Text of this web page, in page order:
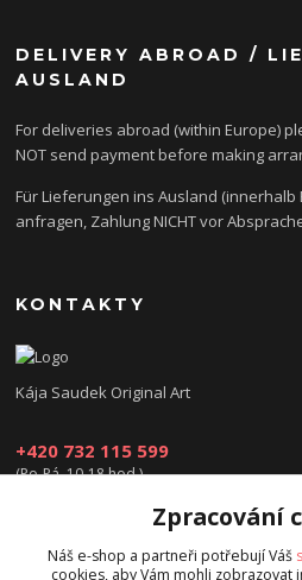
DELIVERY ABROAD /
AUSLAND
For deliveries abroad (within Europe)
NOT send payment before making
Für Lieferungen ins Ausland (innerhalb
anfragen, Zahlung NICHT vor
KONTAKTY
Kája Saudek Original Art
+420 732 115 599
(Po-Pá, 10-18 hod.)
obchod@kajasaudek.cz
Zpracování
Náš e-shop a partneři potřebují Váš
cookies, aby Vám mohli zobrazovat